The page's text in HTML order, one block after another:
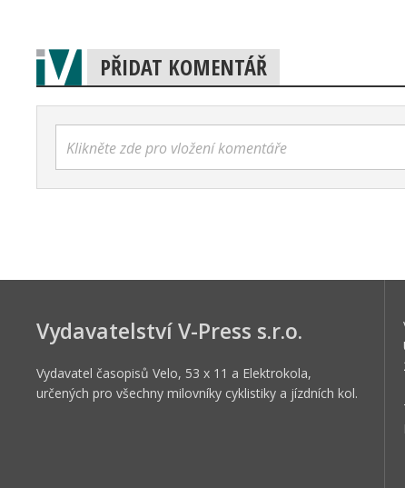
PŘIDAT KOMENTÁŘ
Klikněte zde pro vložení komentáře
Vydavatelství V-Press s.r.o.
Vydavatel časopisů Velo, 53 x 11 a Elektrokola,
určených pro všechny milovníky cyklistiky a jízdních kol.